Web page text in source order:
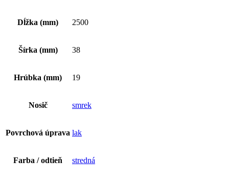
Dĺžka (mm) 2500
Šírka (mm) 38
Hrúbka (mm) 19
Nosič smrek
Povrchová úprava lak
Farba / odtieň stredná